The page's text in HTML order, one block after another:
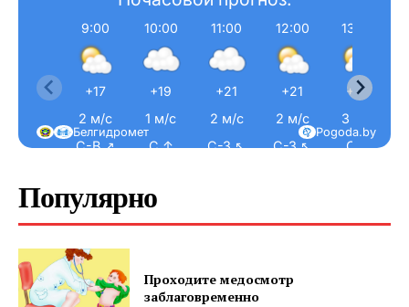
9:00
+17
2 м/с
С-В ↗
10:00
+19
1 м/с
С ↑
11:00
+21
2 м/с
С-З ↖
12:00
+21
2 м/с
С-З ↖
13:00
+22
3 м/с
С ↑
Pogoda.by
Белгидромет
Популярно
Проходите медосмотр
заблаговременно